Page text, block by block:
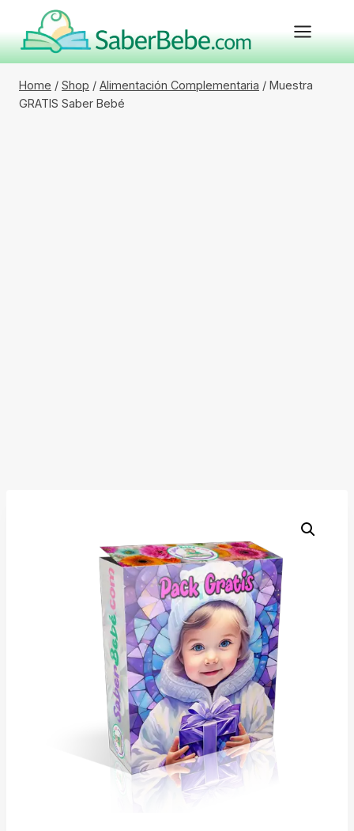
content
Home / Shop / Alimentación Complementaria / Muestra
GRATIS Saber Bebé